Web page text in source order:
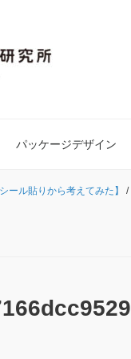
パッケージデザイン
ール貼りから考えてみた】 /